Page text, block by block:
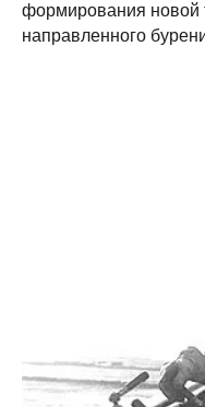
формирования новой
направленного